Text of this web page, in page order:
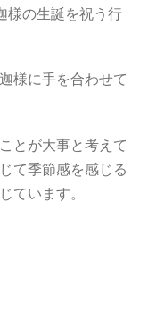
様の生誕を祝う行
様に手を合わせて
とが大事と考えて
て季節感を感じる
ています。